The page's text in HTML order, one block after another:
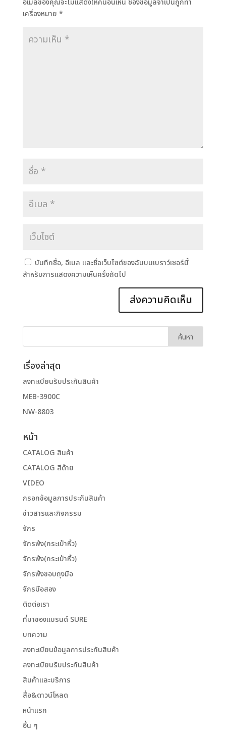
อีเมลของคุณจะไม่แสดงให้คนอื่นเห็น ช่องข้อมูลจำเป็นถูกทำ
เครื่องหมาย *
บันทึกชื่อ, อีเมล และชื่อเว็บไซต์ของฉันบนเบราว์เซอร์นี้
สำหรับการแสดงความเห็นครั้งถัดไป
เรื่องล่าสุด
ลงทะเบียนรับประกันสินค้า
MEB-3900C
NW-8803
หน้า
CATALOG สินค้า
CATALOG สีด้าย
VIDEO
กรอกข้อมูลการประกันสินค้า
ข่าวสารและกิจกรรม
จักร
จักรพ้ง(กระเป๋าหิ้ว)
จักรพ้ง(กระเป๋าหิ้ว)
จักรพ้งขอบถุงมือ
จักรมือสอง
ติดต่อเรา
ที่มาของแบรนด์ SURE
บทความ
ลงทะเบียนข้อมูลการประกันสินค้า
ลงทะเบียนรับประกันสินค้า
สินค้าและบริการ
สื่อ&ดาวน์โหลด
หน้าแรก
อื่น ๆ